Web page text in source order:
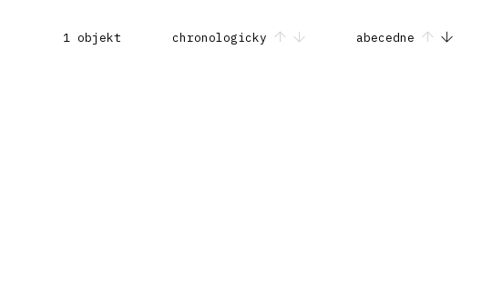
1 objekt chronologicky abecedne